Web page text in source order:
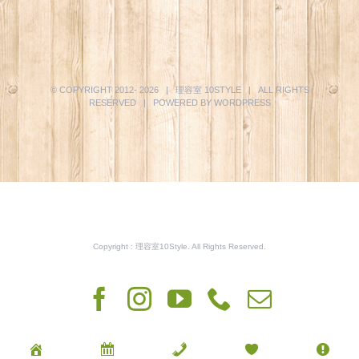
© COPYRIGHT 2012- 2026 | 理容室 10STYLE| ALL RIGHTS
RESERVED | POWERED BY WORDPRESS
Copyright : 理容室10Style. All Rights Reserved.
Facebook
Instagram
YouTube
Phone
電